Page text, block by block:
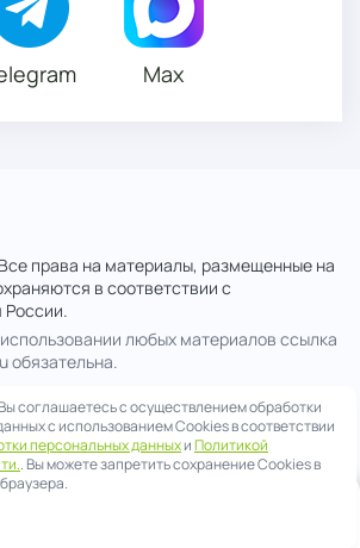
Max
права на материалы, размещенные на
в соответствии с
России.
любых материалов ссылка
обязательна.
сайта , вы соглашаетесь на обработку
соглашаетесь с осуществлением обработки
с использованием Cookies в соответствии
персональных данныхиПолитикой
. Вы можете запретить сохранение Cookies в